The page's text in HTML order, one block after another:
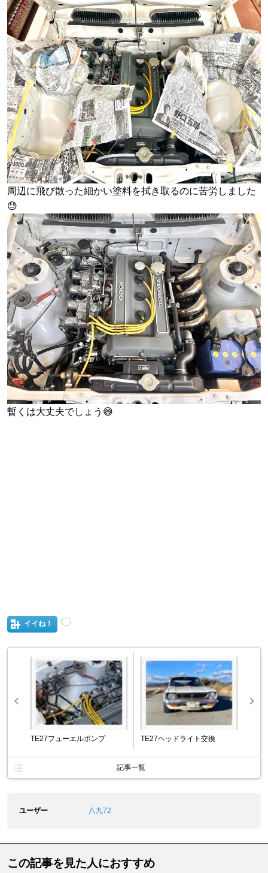
周辺に飛び散った細かい塗料を拭き取るのに苦労しました
😓
暫くは大丈夫でしょう😅
イイね！
TE27フューエルポンプ TE27ヘッドライト交換
記事一覧
ユーザー 八九72
この記事を見た人におすすめ